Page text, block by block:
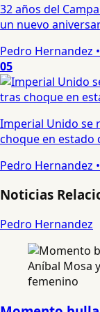
32 años del
un nuevo
Pedro Hernandez •
05
Imperial Unido se
choque en estado
Pedro Hernandez •
Noticias
Pedro Hernandez